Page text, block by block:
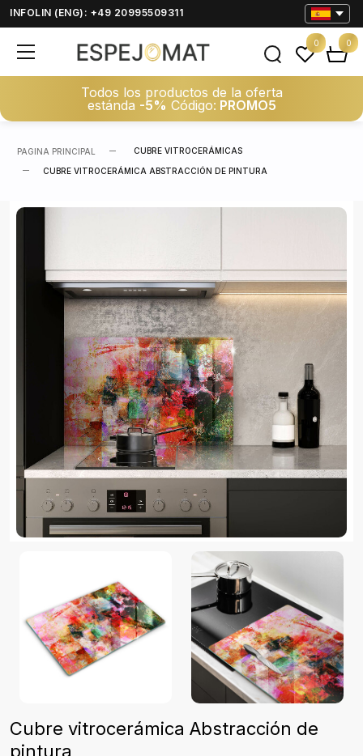
INFOLIN (ENG): +49 20995509311
Todos los productos de la oferta
estánda -5% Código: PROMO5
0 0
PAGINA PRINCIPAL CUBRE VITROCERÁMICAS
CUBRE VITROCERÁMICA ABSTRACCIÓN DE PINTURA
Cubre vitrocerámica Abstracción de
pintura